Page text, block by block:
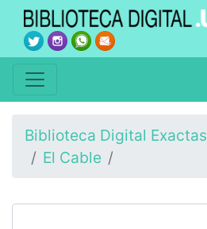
Biblioteca Digital Exactas
El Cable